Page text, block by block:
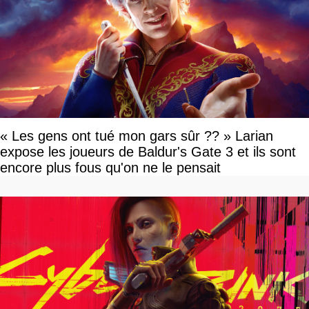
« Les gens ont tué mon gars sûr ?? » Larian
expose les joueurs de Baldur's Gate 3 et ils sont
encore plus fous qu'on ne le pensait